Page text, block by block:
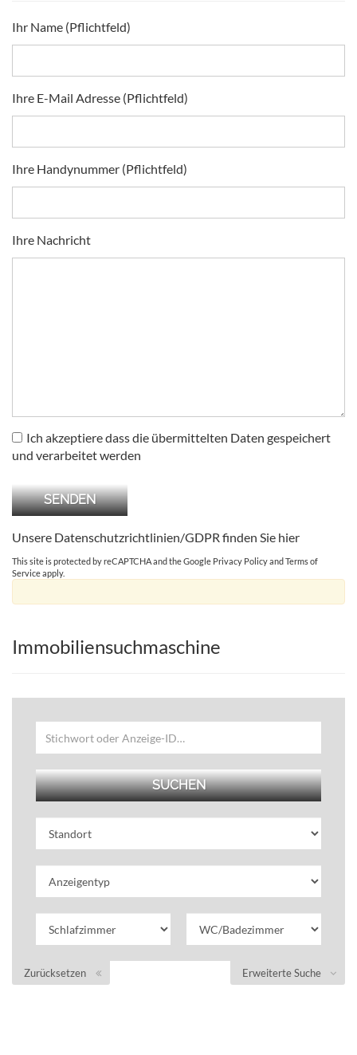
Ihr Name (Pflichtfeld)
Ihre E-Mail Adresse (Pflichtfeld)
Ihre Handynummer (Pflichtfeld)
Ihre Nachricht
Ich akzeptiere dass die übermittelten Daten gespeichert
und verarbeitet werden
Unsere Datenschutzrichtlinien/GDPR finden Sie hier
This site is protected by reCAPTCHA and the Google Privacy PolicyandTerms of
Serviceapply.
Immobiliensuchmaschine
Erweiterte Suche
Zurücksetzen